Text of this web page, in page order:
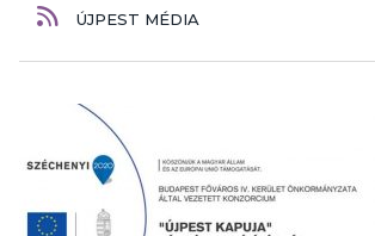
ÚJPEST MÉDIA